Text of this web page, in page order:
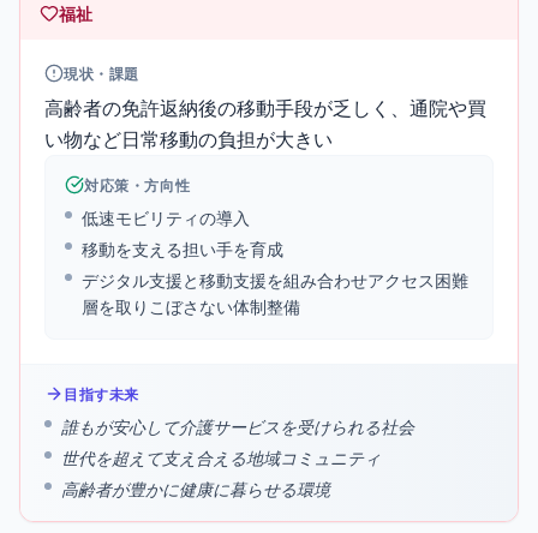
福祉
現状・課題
高齢者の免許返納後の移動手段が乏しく、通院や買
い物など日常移動の負担が大きい
対応策・方向性
低速モビリティの導入
移動を支える担い手を育成
デジタル支援と移動支援を組み合わせアクセス困難
層を取りこぼさない体制整備
目指す未来
誰もが安心して介護サービスを受けられる社会
世代を超えて支え合える地域コミュニティ
高齢者が豊かに健康に暮らせる環境